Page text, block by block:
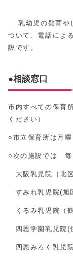
乳幼児の発育や
ついて、電話によ
設です。
●相談窓口
市内すべての保育
ください）
○市立保育所は月
○次の施設では
大阪乳児院（北
すみれ乳児院(旭
くるみ乳児院（
四恩学園乳児院(
四恩みろく乳児